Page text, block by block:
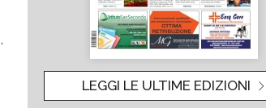
LEGGI LE ULTIME EDIZIONI